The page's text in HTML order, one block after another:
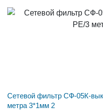
Сетевой фильтр СФ-05К-
метра 3*1мм 2